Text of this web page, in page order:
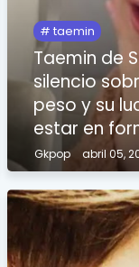
taemin
Taemin de
silencio
peso y su
estar en
Gkpop abril 05,